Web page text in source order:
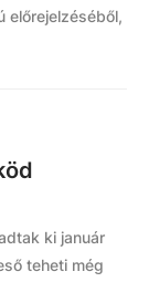
előrejelzéséből,
ki január
teheti még